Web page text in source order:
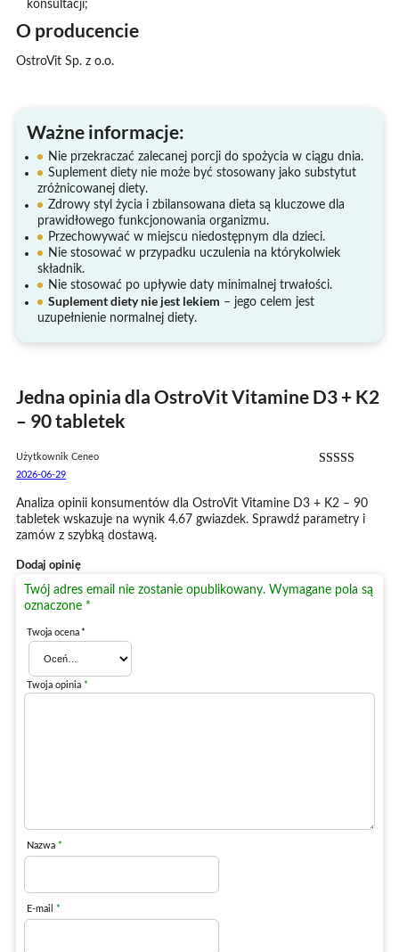
konsultacji;
O producencie
OstroVit Sp. z o.o.
Ważne informacje:
Nie przekraczać zalecanej porcji do spożycia w ciągu dnia.
Suplement diety nie może być stosowany jako substytut
zróżnicowanej diety.
Zdrowy styl życia i zbilansowana dieta są kluczowe dla
prawidłowego funkcjonowania organizmu.
Przechowywać w miejscu niedostępnym dla dzieci.
Nie stosować w przypadku uczulenia na którykolwiek
składnik.
Nie stosować po upływie daty minimalnej trwałości.
Suplement diety nie jest lekiem – jego celem jest
uzupełnienie normalnej diety.
Jedna opinia dla OstroVit Vitamine D3 + K2
– 90 tabletek
Użytkownik Ceneo
2026-06-29
Analiza opinii konsumentów dla OstroVit Vitamine D3 + K2 – 90
tabletek wskazuje na wynik 4.67 gwiazdek. Sprawdź parametry i
zamów z szybką dostawą.
Dodaj opinię
Twój adres email nie zostanie opublikowany. Wymagane pola są
oznaczone *
Twoja ocena *
Twoja opinia *
Nazwa *
E-mail *